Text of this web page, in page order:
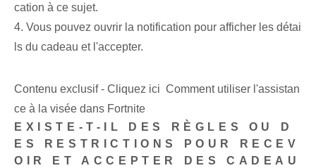
cation à ce sujet.
4. Vous pouvez ouvrir la notification pour afficher les détai
ls du cadeau et l'accepter.
Contenu exclusif - Cliquez ici Comment utiliser l'assistan
ce à la visée dans Fortnite
EXISTE-T-IL DES RÈGLES OU D
ES RESTRICTIONS POUR RECEV
OIR ET ACCEPTER DES CADEAU